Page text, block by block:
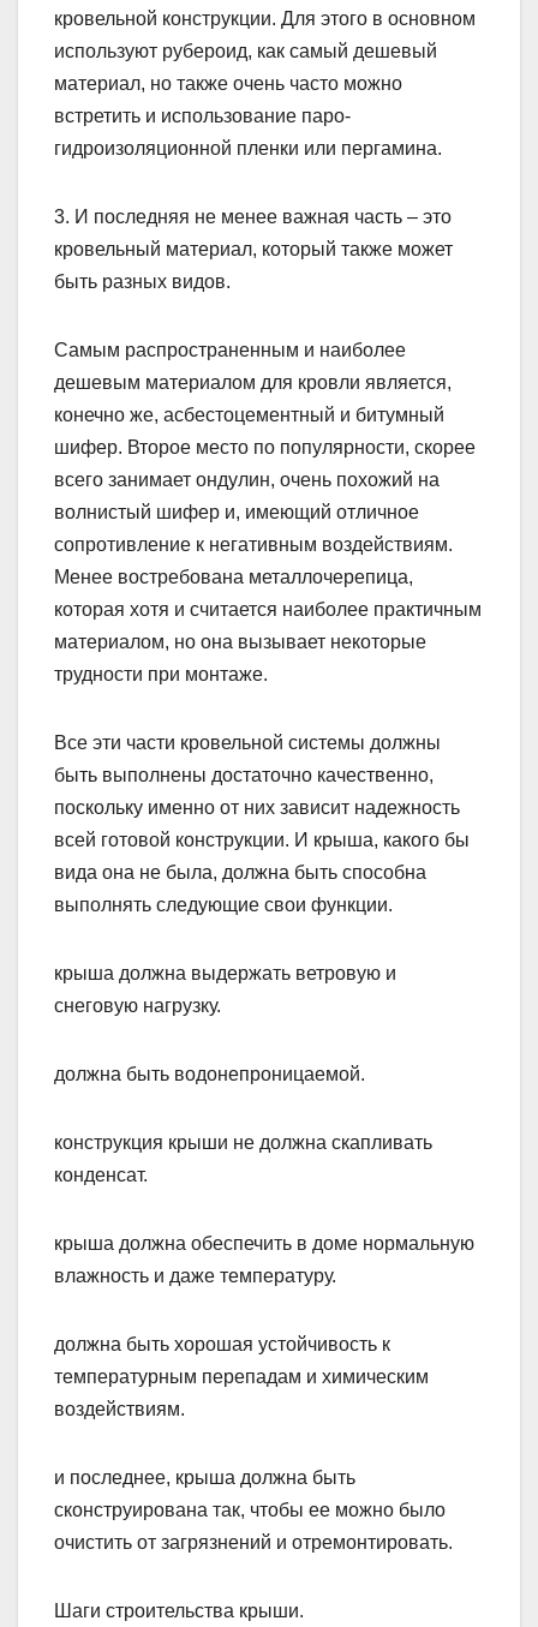
кровельной конструкции. Для этого в основном
используют рубероид, как самый дешевый
материал, но также очень часто можно
встретить и использование паро-
гидроизоляционной пленки или пергамина.
3. И последняя не менее важная часть – это
кровельный материал, который также может
быть разных видов.
Самым распространенным и наиболее
дешевым материалом для кровли является,
конечно же, асбестоцементный и битумный
шифер. Второе место по популярности, скорее
всего занимает ондулин, очень похожий на
волнистый шифер и, имеющий отличное
сопротивление к негативным воздействиям.
Менее востребована металлочерепица,
которая хотя и считается наиболее практичным
материалом, но она вызывает некоторые
трудности при монтаже.
Все эти части кровельной системы должны
быть выполнены достаточно качественно,
поскольку именно от них зависит надежность
всей готовой конструкции. И крыша, какого бы
вида она не была, должна быть способна
выполнять следующие свои функции.
крыша должна выдержать ветровую и
снеговую нагрузку.
должна быть водонепроницаемой.
конструкция крыши не должна скапливать
конденсат.
крыша должна обеспечить в доме нормальную
влажность и даже температуру.
должна быть хорошая устойчивость к
температурным перепадам и химическим
воздействиям.
и последнее, крыша должна быть
сконструирована так, чтобы ее можно было
очистить от загрязнений и отремонтировать.
Шаги строительства крыши.